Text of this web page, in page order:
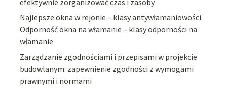
Najlepsze okna w rejonie – klasy antywłamaniowości.
Odporność okna na włamanie – klasy odporności na
włamanie
Zarządzanie zgodnościami i przepisami w projekcie
budowlanym: zapewnienie zgodności z wymogami
prawnymi i normami